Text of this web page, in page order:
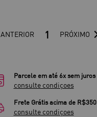
ANTERIOR 1 PRÓXIMO
Parcele em até 6x sem juros
consulte condiçoes
Frete Grátis acima de R$350
consulte condiçoes